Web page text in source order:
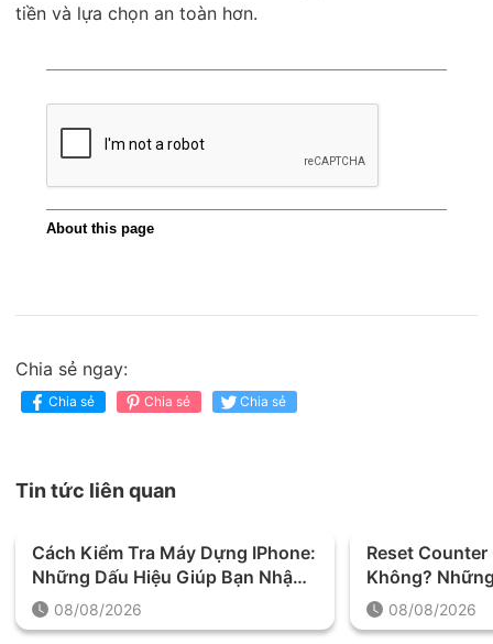
tiền và lựa chọn an toàn hơn.
Chia sẻ ngay:
Chia sẻ Chia sẻ Chia sẻ
Tin tức liên quan
Cách Kiểm Tra Máy Dựng IPhone:
Những Dấu Hiệu Giúp Bạn Nhận
Biết Chính Xác
08/08/2026
Reset
Không?
Trước Khi
08/08/2026